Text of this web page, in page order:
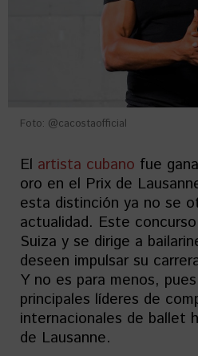
Foto: @cacostaofficial
El artista cubano fue
oro en el Prix de
esta distinción ya no se
actualidad. Este
Suiza y se dirige a
deseen impulsar su
Y no es para menos,
principales líderes de
internacionales de ballet
de Lausanne.